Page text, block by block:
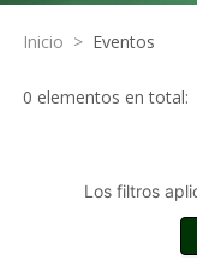
Inicio > Eventos
0 elementos en total:
Los filtros